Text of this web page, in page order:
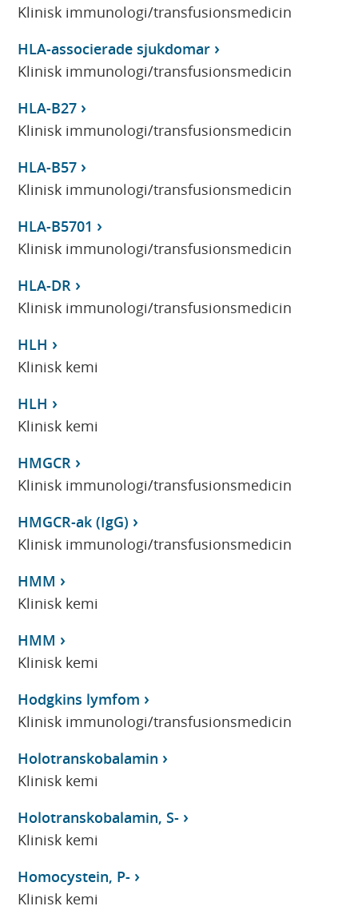
Klinisk immunologi/transfusionsmedicin
HLA-associerade sjukdomar
Klinisk immunologi/transfusionsmedicin
HLA-B27
Klinisk immunologi/transfusionsmedicin
HLA-B57
Klinisk immunologi/transfusionsmedicin
HLA-B5701
Klinisk immunologi/transfusionsmedicin
HLA-DR
Klinisk immunologi/transfusionsmedicin
HLH
Klinisk kemi
HLH
Klinisk kemi
HMGCR
Klinisk immunologi/transfusionsmedicin
HMGCR-ak (IgG)
Klinisk immunologi/transfusionsmedicin
HMM
Klinisk kemi
HMM
Klinisk kemi
Hodgkins lymfom
Klinisk immunologi/transfusionsmedicin
Holotranskobalamin
Klinisk kemi
Holotranskobalamin, S-
Klinisk kemi
Homocystein, P-
Klinisk kemi